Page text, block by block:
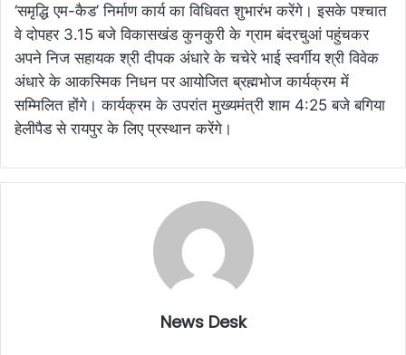
‘समृद्धि एम-कैड’ निर्माण कार्य का विधिवत शुभारंभ करेंगे। इसके पश्चात
वे दोपहर 3.15 बजे विकासखंड कुनकुरी के ग्राम बंदरचुआं पहुंचकर
अपने निज सहायक श्री दीपक अंधारे के चचेरे भाई स्वर्गीय श्री विवेक
अंधारे के आकस्मिक निधन पर आयोजित ब्रह्मभोज कार्यक्रम में
सम्मिलित होंगे। कार्यक्रम के उपरांत मुख्यमंत्री शाम 4:25 बजे बगिया
हेलीपैड से रायपुर के लिए प्रस्थान करेंगे।
News Desk